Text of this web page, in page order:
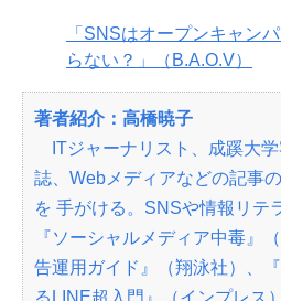
「SNSはオープンキャン
らない？」（B.A.O.V）
著者紹介：高橋暁子
ITジャーナリスト、成蹊大
誌、Webメディアなどの記事
を 手がける。SNSや情報リテ
『ソーシャルメディア中毒』
告運用ガイド』（翔泳社）、
るLINE超入門』（インプレス